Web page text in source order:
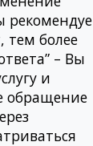
тем более
– Вы
и
обращение